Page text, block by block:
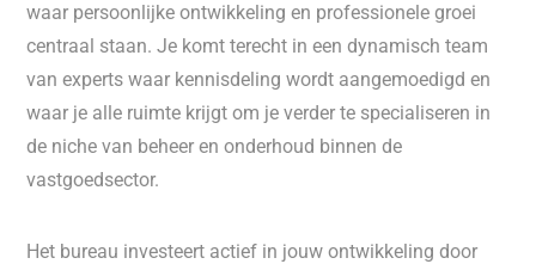
waar persoonlijke ontwikkeling en professionele groei
centraal staan. Je komt terecht in een dynamisch team
van experts waar kennisdeling wordt aangemoedigd en
waar je alle ruimte krijgt om je verder te specialiseren in
de niche van beheer en onderhoud binnen de
vastgoedsector.
Het bureau investeert actief in jouw ontwikkeling door